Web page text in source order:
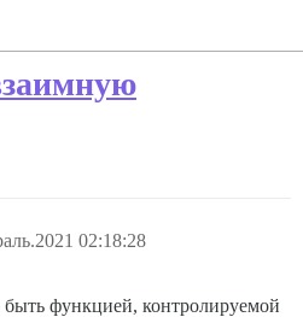
02:18:28
быть функцией, контролируемой